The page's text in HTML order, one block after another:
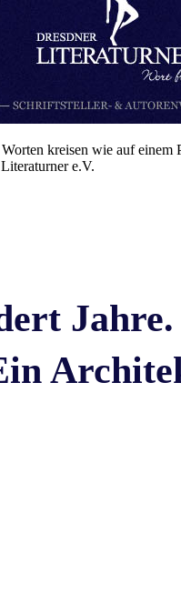
kreisen wie auf einem
e.V.